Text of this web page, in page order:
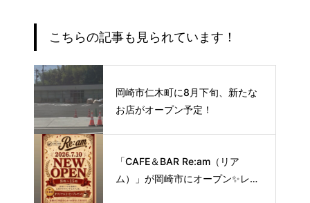
こちらの記事も見られています！
岡崎市仁木町に8月下旬、新たな
お店がオープン予定！
「CAFE＆BAR Re:am（リア
ム）」が岡崎市にオープン✨レト